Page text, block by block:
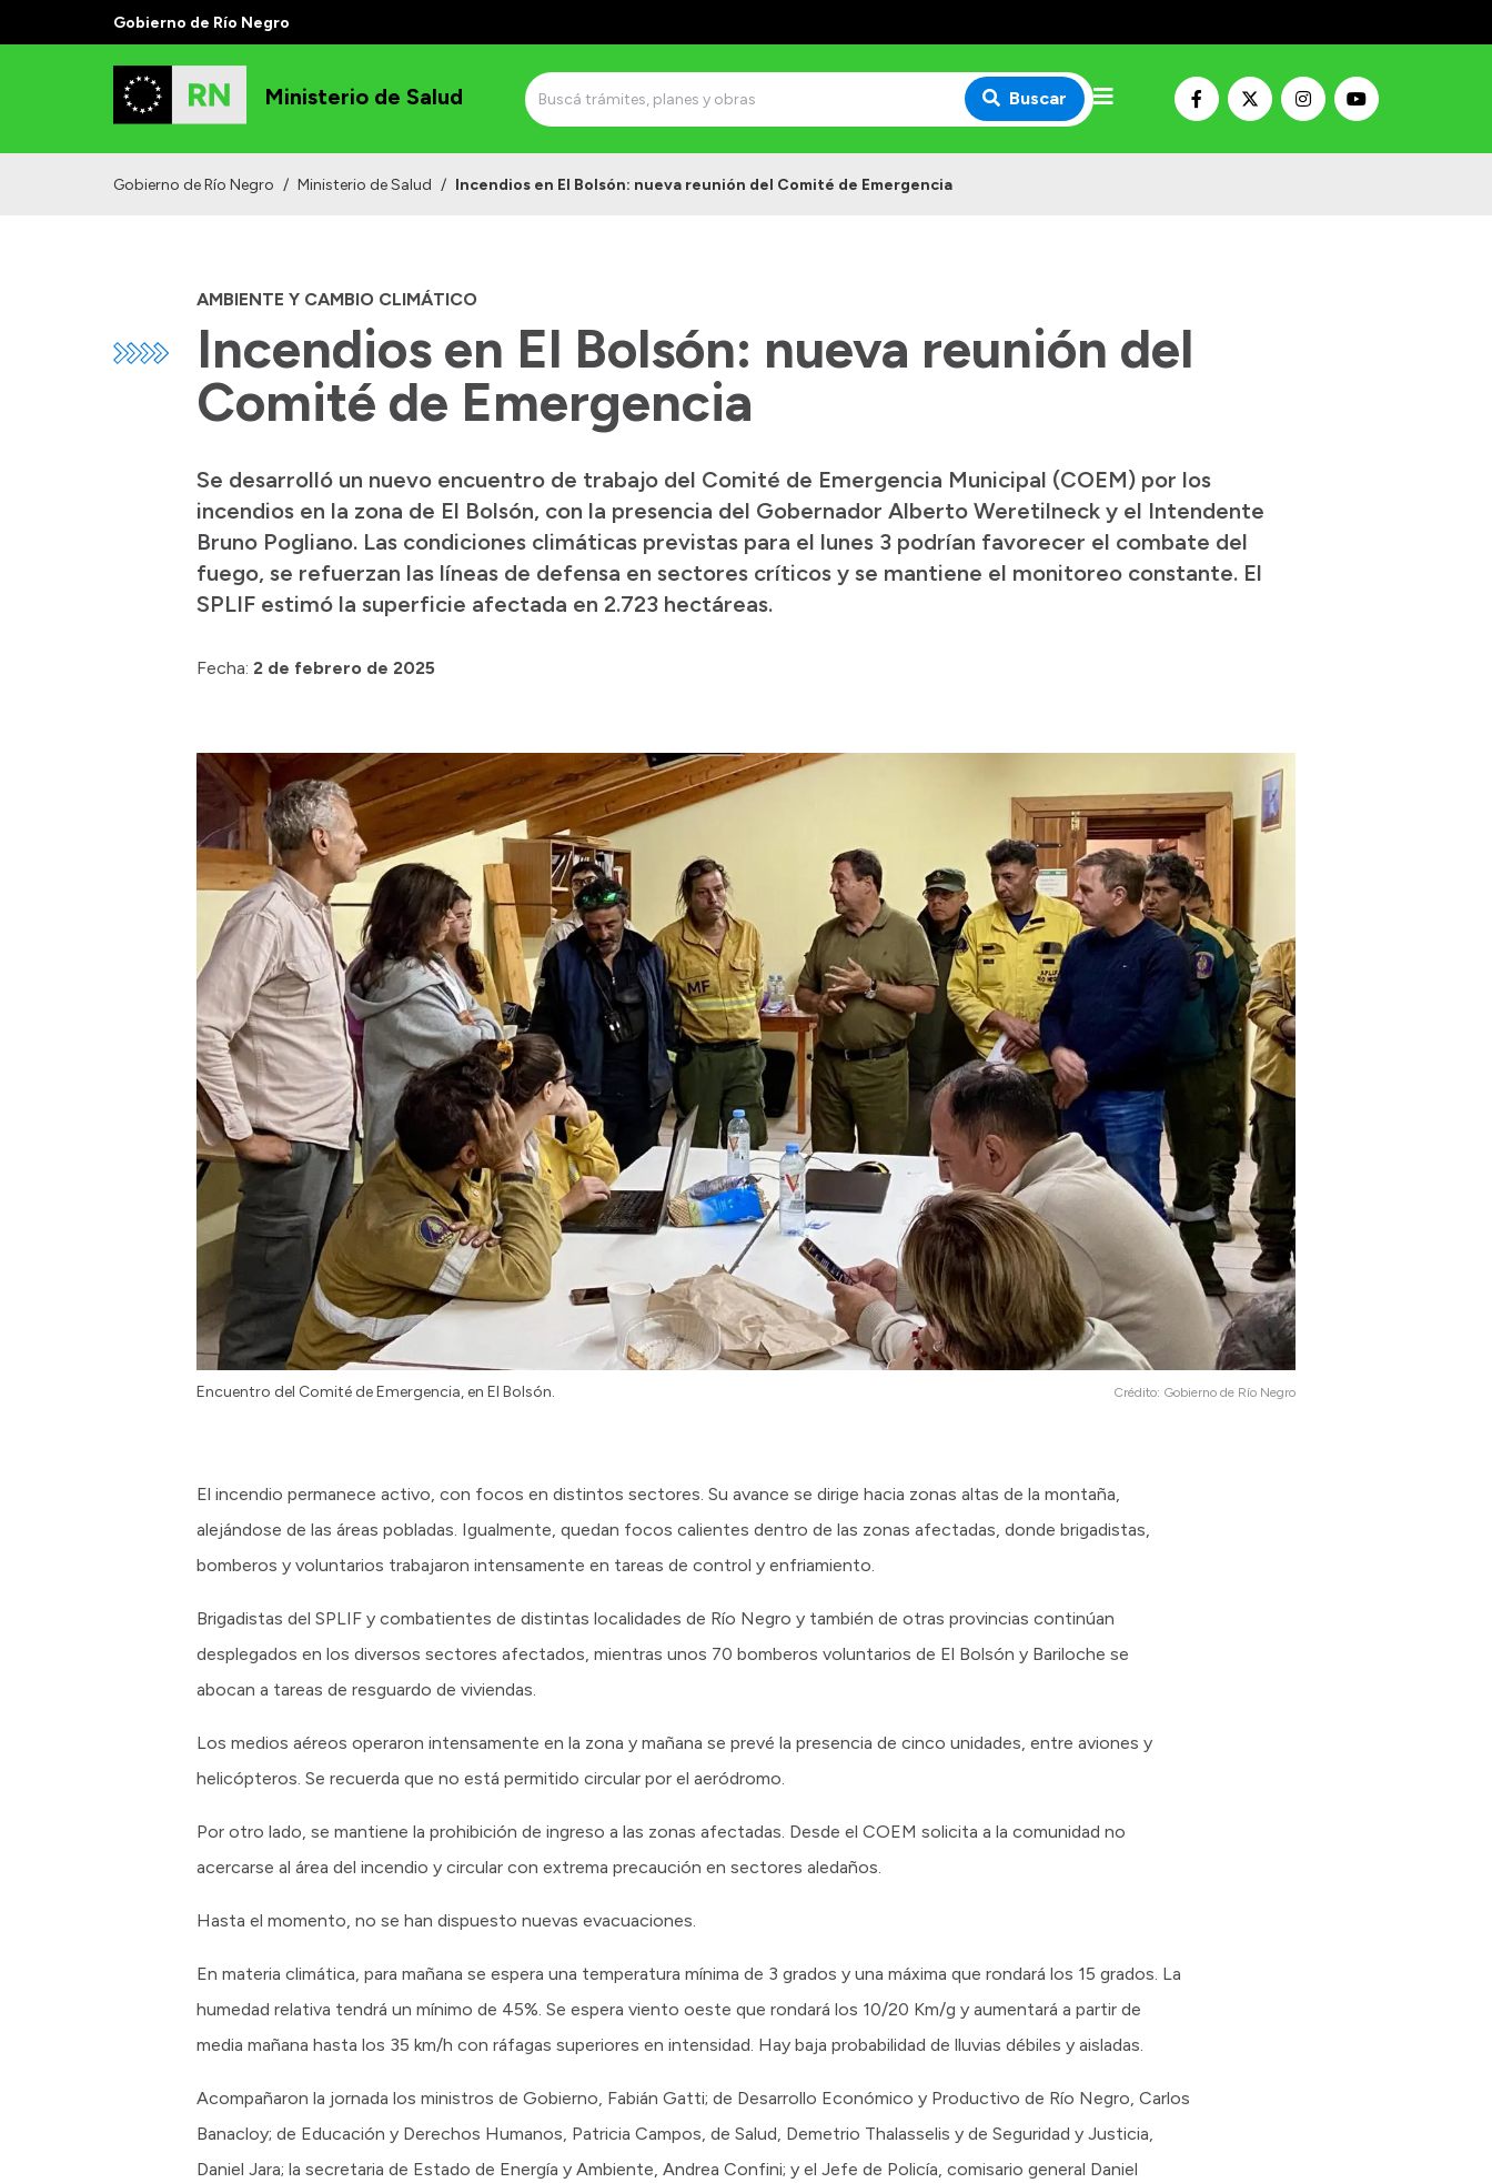
Gobierno de Río Negro
Ministerio de Salud Buscar
Gobierno de Río Negro / Ministerio de Salud / Incendios en El Bolsón: nueva reunión del Comité de Emergencia
AMBIENTE Y CAMBIO CLIMÁTICO
Incendios en El Bolsón: nueva reunión del
Comité de Emergencia
Se desarrolló un nuevo encuentro de trabajo del Comité de Emergencia Municipal (COEM) por los
incendios en la zona de El Bolsón, con la presencia del Gobernador Alberto Weretilneck y el Intendente
Bruno Pogliano. Las condiciones climáticas previstas para el lunes 3 podrían favorecer el combate del
fuego, se refuerzan las líneas de defensa en sectores críticos y se mantiene el monitoreo constante. El
SPLIF estimó la superficie afectada en 2.723 hectáreas.
Fecha: 2 de febrero de 2025
Encuentro del Comité de Emergencia, en El Bolsón. Crédito: Gobierno de Río Negro
El incendio permanece activo, con focos en distintos sectores. Su avance se dirige hacia zonas altas de la montaña,
alejándose de las áreas pobladas. Igualmente, quedan focos calientes dentro de las zonas afectadas, donde brigadistas,
bomberos y voluntarios trabajaron intensamente en tareas de control y enfriamiento.
Brigadistas del SPLIF y combatientes de distintas localidades de Río Negro y también de otras provincias continúan
desplegados en los diversos sectores afectados, mientras unos 70 bomberos voluntarios de El Bolsón y Bariloche se
abocan a tareas de resguardo de viviendas.
Los medios aéreos operaron intensamente en la zona y mañana se prevé la presencia de cinco unidades, entre aviones y
helicópteros. Se recuerda que no está permitido circular por el aeródromo.
Por otro lado, se mantiene la prohibición de ingreso a las zonas afectadas. Desde el COEM solicita a la comunidad no
acercarse al área del incendio y circular con extrema precaución en sectores aledaños.
Hasta el momento, no se han dispuesto nuevas evacuaciones.
En materia climática, para mañana se espera una temperatura mínima de 3 grados y una máxima que rondará los 15 grados. La
humedad relativa tendrá un mínimo de 45%. Se espera viento oeste que rondará los 10/20 Km/g y aumentará a partir de
media mañana hasta los 35 km/h con ráfagas superiores en intensidad. Hay baja probabilidad de lluvias débiles y aisladas.
Acompañaron la jornada los ministros de Gobierno, Fabián Gatti; de Desarrollo Económico y Productivo de Río Negro, Carlos
Banacloy; de Educación y Derechos Humanos, Patricia Campos, de Salud, Demetrio Thalasselis y de Seguridad y Justicia,
Daniel Jara; la secretaria de Estado de Energía y Ambiente, Andrea Confini; y el Jefe de Policía, comisario general Daniel